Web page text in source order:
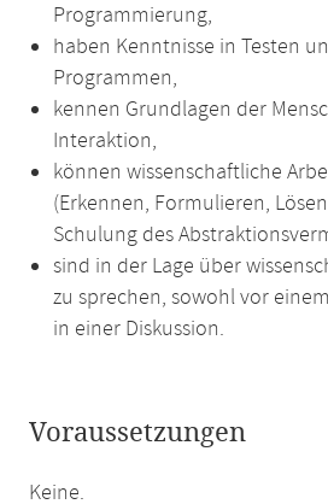
Programmierung,
haben Kenntnisse in Testen
Programmen,
kennen Grundlagen der
Interaktion,
können wissenschaftliche
(Erkennen, Formulieren,
Schulung des
sind in der Lage über
zu sprechen, sowohl vor
in einer Diskussion.
Voraussetzungen
Keine.